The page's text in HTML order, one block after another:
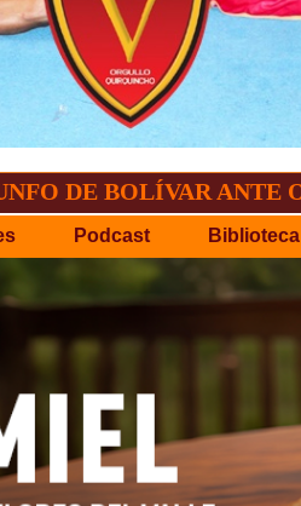
ANTE ORIENTE
Podcast Biblioteca